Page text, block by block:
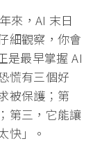
來，AI 末日
細觀察，你會
是最早掌握 AI
慌有三個好
被保護；第
第三，它能讓
快」。